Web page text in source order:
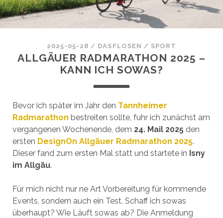
2025-05-28 / DASFLOSEN / SPORT
ALLGÄUER RADMARATHON 2025 –
KANN ICH SOWAS?
Bevor ich später im Jahr den Tannheimer
Radmarathon bestreiten sollte, fuhr ich zunächst am
vergangenen Wochenende, dem 24. Mail 2025 den
ersten DesignOn Allgäuer Radmarathon 2025.
Dieser fand zum ersten Mal statt und startete in Isny
im Allgäu.
Für mich nicht nur ne Art Vorbereitung für kommende
Events, sondern auch ein Test. Schaff ich sowas
überhaupt? Wie Läuft sowas ab? Die Anmeldung